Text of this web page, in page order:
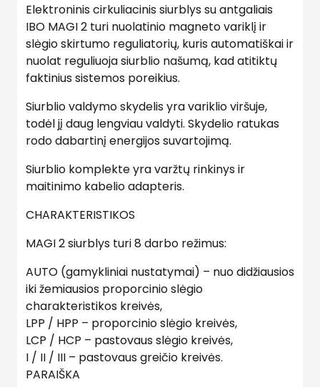
Elektroninis cirkuliacinis siurblys su antgaliais
IBO MAGI 2 turi nuolatinio magneto variklį ir
slėgio skirtumo reguliatorių, kuris automatiškai ir
nuolat reguliuoja siurblio našumą, kad atitiktų
faktinius sistemos poreikius.
Siurblio valdymo skydelis yra variklio viršuje,
todėl jį daug lengviau valdyti. Skydelio ratukas
rodo dabartinį energijos suvartojimą.
Siurblio komplekte yra varžtų rinkinys ir
maitinimo kabelio adapteris.
CHARAKTERISTIKOS
MAGI 2 siurblys turi 8 darbo režimus:
AUTO (gamykliniai nustatymai) – nuo ​​didžiausios
iki žemiausios proporcinio slėgio
charakteristikos kreivės,
LPP / HPP – proporcinio slėgio kreivės,
LCP / HCP – pastovaus slėgio kreivės,
I / II / III – pastovaus greičio kreivės.
PARAIŠKA